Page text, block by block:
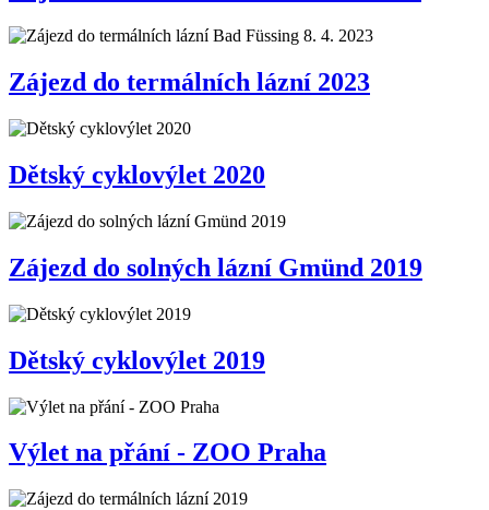
Zájezd do termálních lázní 2023
Dětský cyklovýlet 2020
Zájezd do solných lázní Gmünd 2019
Dětský cyklovýlet 2019
Výlet na přání - ZOO Praha